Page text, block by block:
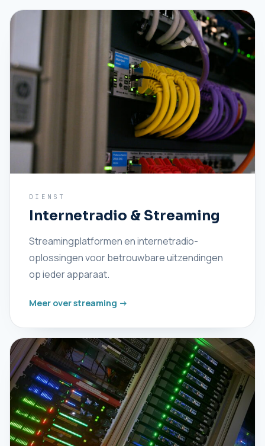
DIENST
Internetradio & Streaming
Streamingplatformen en internetradio-
oplossingen voor betrouwbare uitzendingen
op ieder apparaat.
Meer over streaming ->